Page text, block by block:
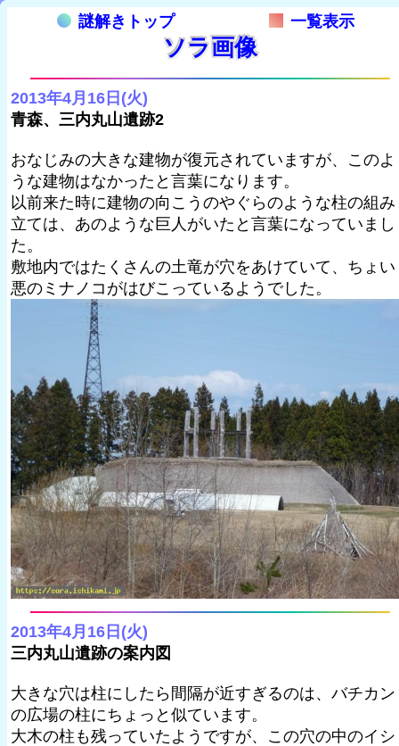
謎解きトップ 一覧表示
ソラ画像
2013年4月16日(火)
青森、三内丸山遺跡2
おなじみの大きな建物が復元されていますが、このよ
うな建物はなかったと言葉になります。
以前来た時に建物の向こうのやぐらのような柱の組み
立ては、あのような巨人がいたと言葉になっていまし
た。
敷地内ではたくさんの土竜が穴をあけていて、ちょい
悪のミナノコがはびこっているようでした。
2013年4月16日(火)
三内丸山遺跡の案内図
大きな穴は柱にしたら間隔が近すぎるのは、バチカン
の広場の柱にちょっと似ています。
大木の柱も残っていたようですが、この穴の中のイシ